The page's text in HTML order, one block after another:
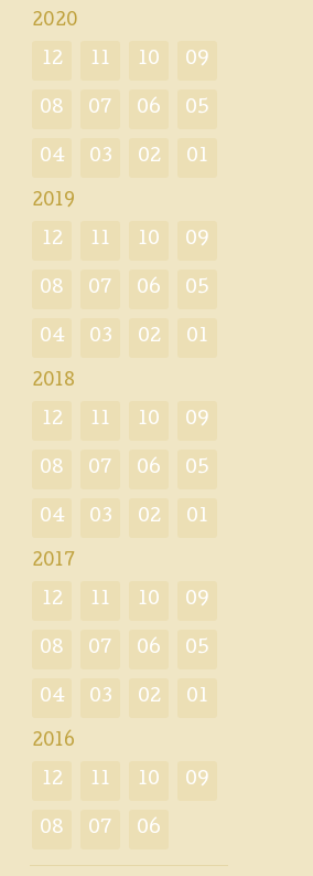
2020
12 11 10 09
08 07 06 05
04 03 02 01
2019
12 11 10 09
08 07 06 05
04 03 02 01
2018
12 11 10 09
08 07 06 05
04 03 02 01
2017
12 11 10 09
08 07 06 05
04 03 02 01
2016
12 11 10 09
08 07 06